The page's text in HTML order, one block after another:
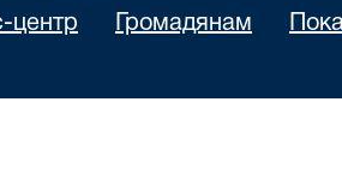
центр Громадянам